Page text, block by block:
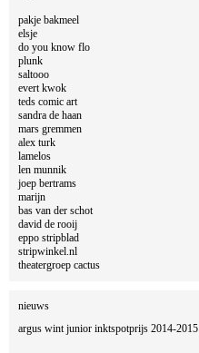
pakje bakmeel
elsje
do you know flo
plunk
saltooo
evert kwok
teds comic art
sandra de haan
mars gremmen
alex turk
lamelos
len munnik
joep bertrams
marijn
bas van der schot
david de rooij
eppo stripblad
stripwinkel.nl
theatergroep cactus
nieuws
argus wint junior inktspotprijs 2014-2015